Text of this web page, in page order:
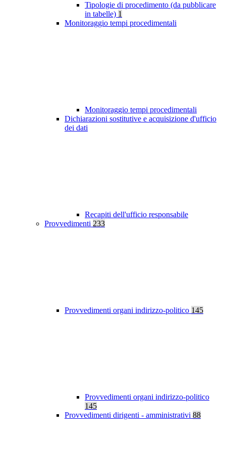
Tipologie di procedimento (da pubblicare
in tabelle) 1
Monitoraggio tempi procedimentali
Monitoraggio tempi procedimentali
Dichiarazioni sostitutive e acquisizione d'ufficio
dei dati
Recapiti dell'ufficio responsabile
Provvedimenti 233
Provvedimenti organi indirizzo-politico 145
Provvedimenti organi indirizzo-politico
145
Provvedimenti dirigenti - amministrativi 88